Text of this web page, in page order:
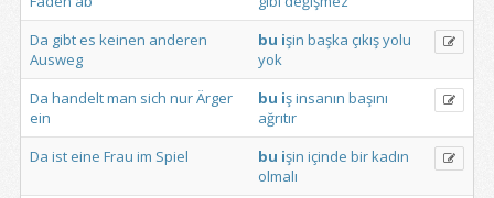
Da gibt es keinen anderen
Ausweg
bu işin başka çıkışyolu
yok
Da handeltman sich nurÄrger
ein
bu işinsanın başını
ağrıtır
Da ist eine Frau im Spiel bu işin içinde birkadın
olmalı